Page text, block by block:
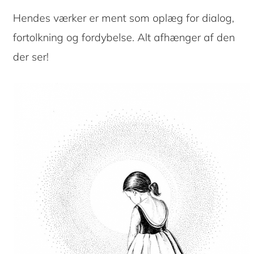
Hendes værker er ment som oplæg for dialog,
fortolkning og fordybelse. Alt afhænger af den
der ser!